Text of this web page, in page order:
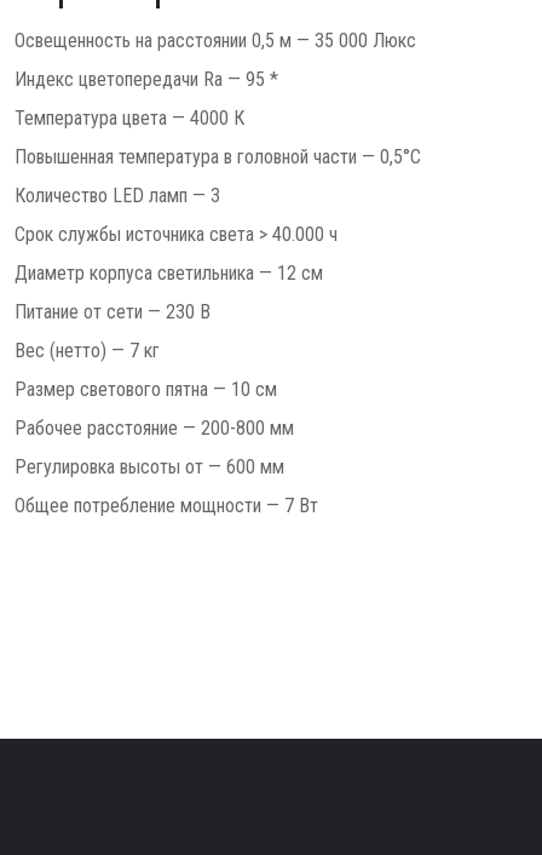
Освещенность на расстоянии 0,5 м — 35 000 Люкс
Индекс цветопередачи Ra — 95 *
Температура цвета — 4000 К
Повышенная температура в головной части — 0,5°C
Количество LED ламп — 3
Срок службы источника света > 40.000 ч
Диаметр корпуса светильника — 12 см
Питание от сети — 230 В
Вес (нетто) — 7 кг
Размер светового пятна — 10 см
Рабочее расстояние — 200-800 мм
Регулировка высоты от — 600 мм
Общее потребление мощности — 7 Вт